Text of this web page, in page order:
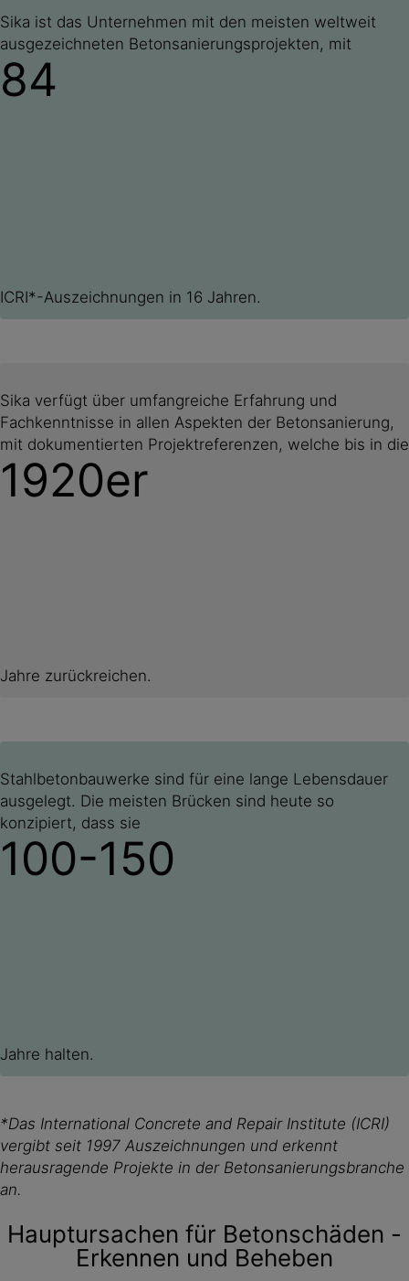
Sika ist das Unternehmen mit den meisten weltweit
ausgezeichneten Betonsanierungsprojekten, mit
84
ICRI*-Auszeichnungen in 16 Jahren.
Sika verfügt über umfangreiche Erfahrung und
Fachkenntnisse in allen Aspekten der Betonsanierung,
mit dokumentierten Projektreferenzen, welche bis in die
1920er
Jahre zurückreichen.
Stahlbetonbauwerke sind für eine lange Lebensdauer
ausgelegt. Die meisten Brücken sind heute so
konzipiert, dass sie
100-150
Jahre halten.
*Das International Concrete and Repair Institute (ICRI)
vergibt seit 1997 Auszeichnungen und erkennt
herausragende Projekte in der Betonsanierungsbranche
an.
Hauptursachen für Betonschäden -
Erkennen und Beheben